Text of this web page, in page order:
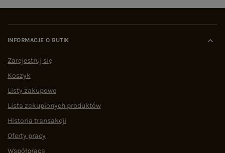
INFORMACJE O BUTIK
Zarejestruj się
Koszyk
Listy zakupowe
Lista zakupionych produktów
Historia transakcji
Oferty pracy
Współpraca